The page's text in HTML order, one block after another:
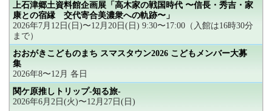
上石津郷土資料館企画展「高木家の戦国時代 〜信長・秀吉・家
康との宿縁 交代寄合美濃衆への軌跡〜」
2026年7月12日(日)〜12月20日(日) 9:30〜17:00（入館は16時30分
まで）
おおがきこどものまち スマスタウン2026 こどもメンバー大募
集
2026年8〜12月 各日
関ケ原推しトリップ-知る旅-
2026年6月2日(火)〜12月27日(日)